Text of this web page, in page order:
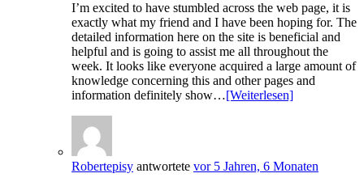
I’m excited to have stumbled across the web page, it is
exactly what my friend and I have been hoping for. The
detailed information here on the site is beneficial and
helpful and is going to assist me all throughout the
week. It looks like everyone acquired a large amount of
knowledge concerning this and other pages and
information definitely show…[Weiterlesen]
Robertepisy antwortete vor 5 Jahren, 6 Monaten